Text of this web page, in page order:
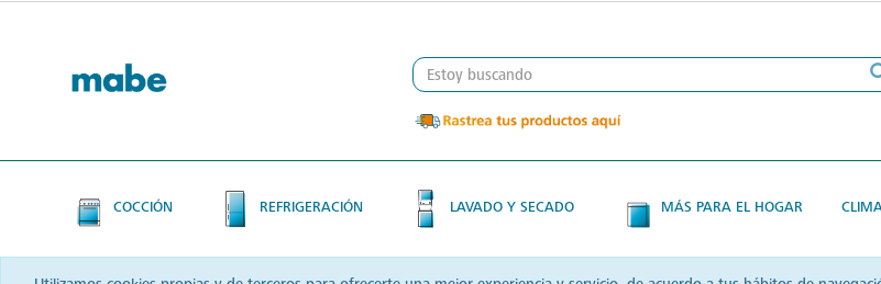
COCCIÓN REFRIGERACIÓN LAVADO Y SECADO MÁS PARA EL HOGAR